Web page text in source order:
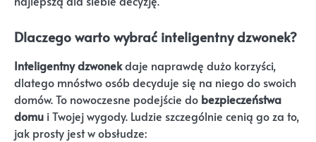
Dlaczego warto wybrać inteligentny dzwonek?
Inteligentny dzwonekdaje naprawdę dużo korzyści,
dlatego mnóstwo osób decyduje się na niego do swoich
domów. To nowoczesne podejście do bezpieczeństwa
domu i Twojej wygody. Ludzie szczególnie cenią go za to,
jak prosty jest w obsłudze: